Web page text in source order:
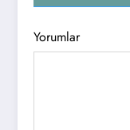
Yorumlar